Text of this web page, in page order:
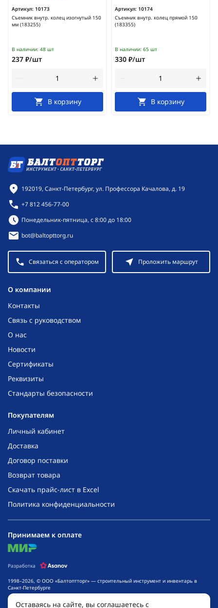
Артикул: 10173
Съемник внутр. колец изогнутый 150
мм (183255)
В наличии: 48 шт
237 ₽/шт
В корзину
Артикул: 10174
Съемник внутр. колец прямой 150
(183355)
В наличии: 65 шт
330 ₽/шт
В корзину
O компании
Контакты
Связь с руководством
О нас
Новости
Сертификаты
Реквизиты
Стандарты безопасности
Покупателям
Личный кабинет
Доставка
Договор поставки
Возврат товара
Скачать прайс-лист в Excel
Политика конфиденциальности
Контактная информация
192019, Санкт-Петербург, ул. Профессора Качалова, д. 19
+7 812 456-77-00
Режим работы:
Понедельник-пятница, с 8:00 до 18:00
bot@baltopttorg.ru
Связаться с оператором Проложить маршрут
1998–2026, © ООО «Балтоптторг» — строительный инструмент и инвентарь в
Санкт-Петербурге
Обращаем ваше внимание на то, что данный интернет-сайт носит исключительно
информационный характер и ни при каких условиях не является публичной
Принимаем к оплате
mir
Разработка
Оставаясь на сайте, вы соглашаетесь с